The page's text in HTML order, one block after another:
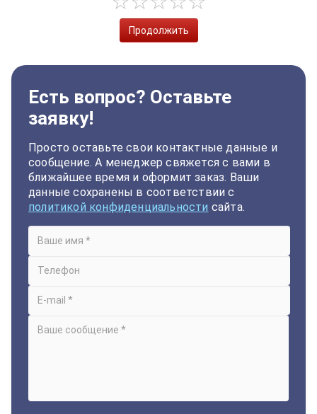
Продолжить
Есть вопрос? Оставьте
заявку!
Просто оставьте свои контактные данные и
сообщение. А менеджер свяжется с вами в
ближайшее время и оформит заказ. Ваши
данные сохранены в соответствии с
политикой конфиденциальности сайта.